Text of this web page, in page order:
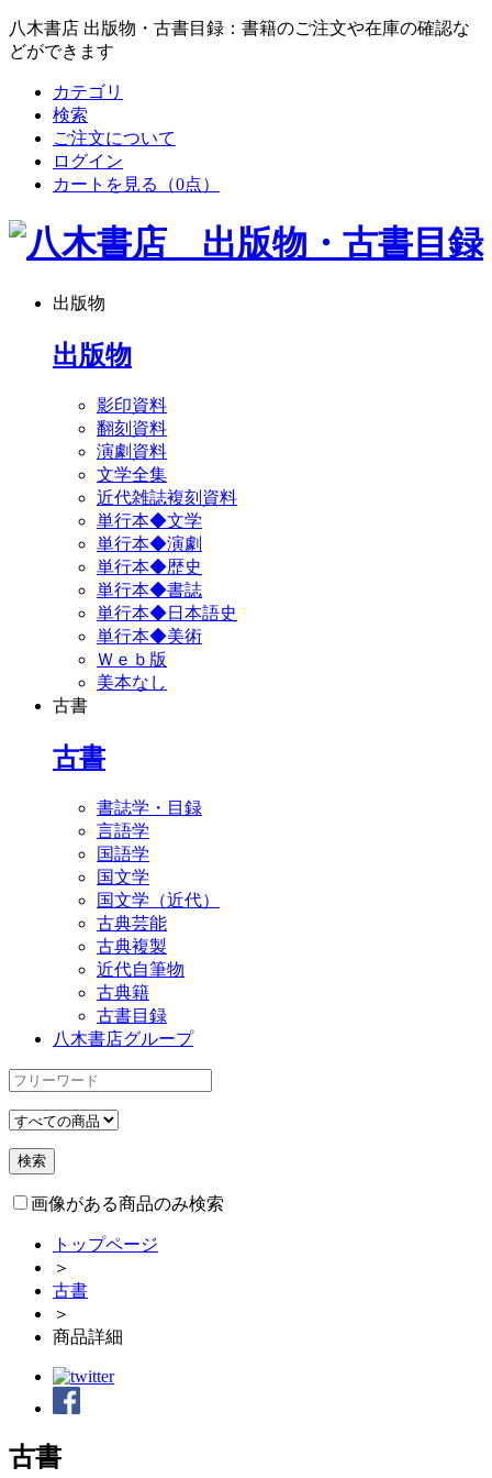
八木書店 出版物・古書目録：書籍のご注文や在庫の確認な
どができます
カテゴリ
検索
ご注文について
ログイン
カートを見る
（0点）
出版物
出版物
影印資料
翻刻資料
演劇資料
文学全集
近代雑誌複刻資料
単行本◆文学
単行本◆演劇
単行本◆歴史
単行本◆書誌
単行本◆日本語史
単行本◆美術
Ｗｅｂ版
美本なし
古書
古書
書誌学・目録
言語学
国語学
国文学
国文学（近代）
古典芸能
古典複製
近代自筆物
古典籍
古書目録
八木書店グループ
画像がある商品のみ検索
トップページ
＞
古書
＞
商品詳細
古書